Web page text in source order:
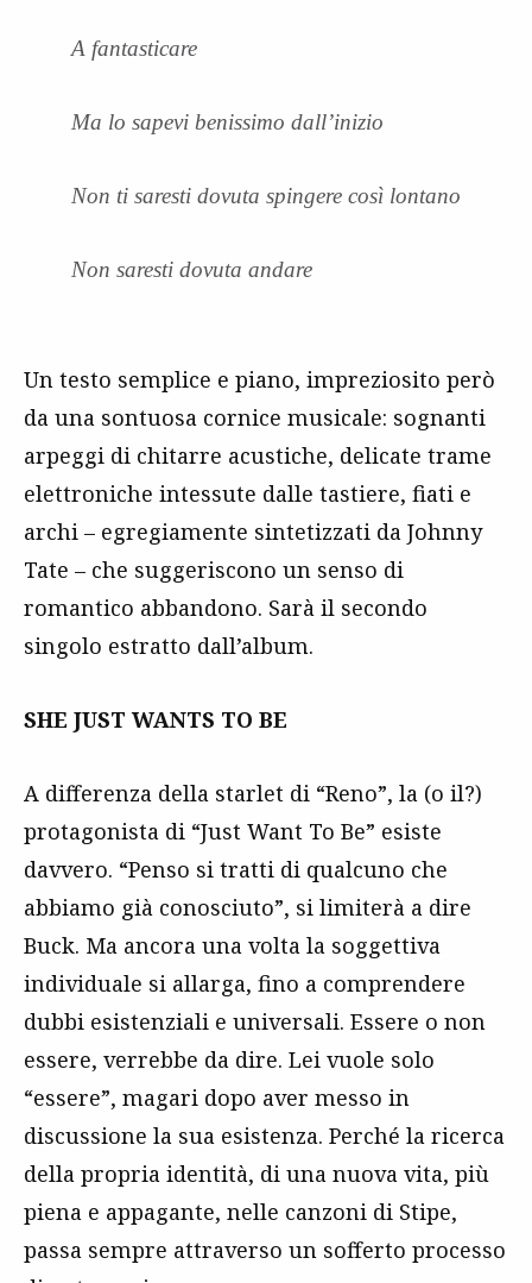
A fantasticare
Ma lo sapevi benissimo dall’inizio
Non ti saresti dovuta spingere così lontano
Non saresti dovuta andare
Un testo semplice e piano, impreziosito però
da una sontuosa cornice musicale: sognanti
arpeggi di chitarre acustiche, delicate trame
elettroniche intessute dalle tastiere, fiati e
archi – egregiamente sintetizzati da Johnny
Tate – che suggeriscono un senso di
romantico abbandono. Sarà il secondo
singolo estratto dall’album.
SHE JUST WANTS TO BE
A differenza della starlet di “Reno”, la (o il?)
protagonista di “Just Want To Be” esiste
davvero. “Penso si tratti di qualcuno che
abbiamo già conosciuto”, si limiterà a dire
Buck. Ma ancora una volta la soggettiva
individuale si allarga, fino a comprendere
dubbi esistenziali e universali. Essere o non
essere, verrebbe da dire. Lei vuole solo
“essere”, magari dopo aver messo in
discussione la sua esistenza. Perché la ricerca
della propria identità, di una nuova vita, più
piena e appagante, nelle canzoni di Stipe,
passa sempre attraverso un sofferto processo